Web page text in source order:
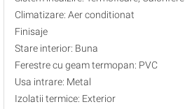
Climatizare: Aer conditionat
Finisaje
Stare interior: Buna
Ferestre cu geam termopan: PVC
Usa intrare: Metal
Izolatii termice: Exterior